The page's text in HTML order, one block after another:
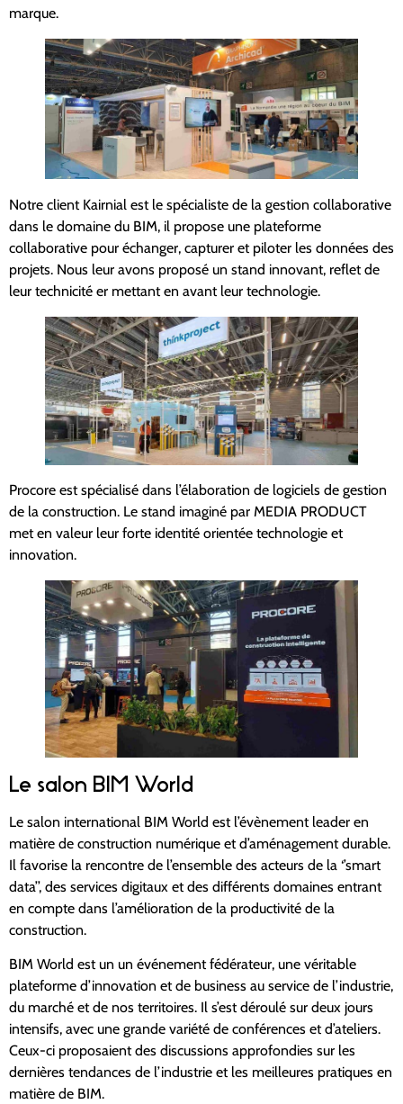
marque.
Notre client Kairnial est le spécialiste de la gestion collaborative
dans le domaine du BIM, il propose une plateforme
collaborative pour échanger, capturer et piloter les données des
projets. Nous leur avons proposé un stand innovant, reflet de
leur technicité er mettant en avant leur technologie.
Procore est spécialisé dans l’élaboration de logiciels de gestion
de la construction. Le stand imaginé par MEDIA PRODUCT
met en valeur leur forte identité orientée technologie et
innovation.
Le salon BIM World
Le salon international BIM World est l’évènement leader en
matière de construction numérique et d’aménagement durable.
Il favorise la rencontre de l’ensemble des acteurs de la ‘’smart
data’’, des services digitaux et des différents domaines entrant
en compte dans l’amélioration de la productivité de la
construction.
BIM World est un un événement fédérateur, une véritable
plateforme d’innovation et de business au service de l’industrie,
du marché et de nos territoires. Il s’est déroulé sur deux jours
intensifs, avec une grande variété de conférences et d’ateliers.
Ceux-ci proposaient des discussions approfondies sur les
dernières tendances de l’industrie et les meilleures pratiques en
matière de BIM.